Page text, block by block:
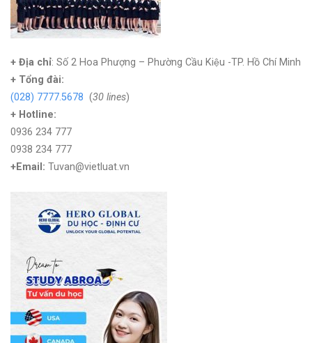
+ Địa chỉ: Số 2 Hoa Phượng – Phường Cầu Kiệu -TP. Hồ Chí Minh
+ Tổng đài:
(028) 7777.5678 (30 lines)
+ Hotline:
0936 234 777
0938 234 777
+Email: Tuvan@vietluat.vn